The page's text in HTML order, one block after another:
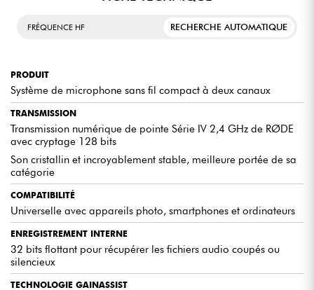
L'outil audio de référence pour les
créateurs de contenu dans le monde
prise et de tir pour laquelle la gamme est
connue.
LES AVIS D'EXPERTS
Le RODE Wireless GO Gen 3 surpasse ses prédécesseurs
grâce à une qualité audio cristalline et une gestion
améliorée des fréquences. La capsule intégrée fournit un
son clair, même dans des environnements bruyants, tandis
que la technologie de transmission numérique garantit
une connexion fiable jusqu'à 200 mètres.
Avec la possibilité de connecter plusieurs émetteurs à un
FRÉQUENCE HF RECHERCHE AUTOMATIQUE
PRODUIT
Système de microphone sans fil compact à deux canaux
TRANSMISSION
Transmission numérique de pointe Série IV 2,4 GHz de RØDE
avec cryptage 128 bits
Son cristallin et incroyablement stable, meilleure portée de sa
catégorie
COMPATIBILITÉ
Universelle avec appareils photo, smartphones et ordinateurs
ENREGISTREMENT INTERNE
32 bits flottant pour récupérer les fichiers audio coupés ou
silencieux
TECHNOLOGIE GAINASSIST